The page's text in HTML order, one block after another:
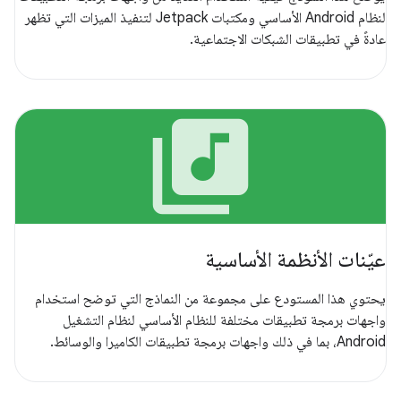
لنظام Android الأساسي ومكتبات Jetpack لتنفيذ الميزات التي تظهر
عادةً في تطبيقات الشبكات الاجتماعية.
library_music
عيّنات الأنظمة الأساسية
يحتوي هذا المستودع على مجموعة من النماذج التي توضح استخدام
واجهات برمجة تطبيقات مختلفة للنظام الأساسي لنظام التشغيل
Android، بما في ذلك واجهات برمجة تطبيقات الكاميرا والوسائط.